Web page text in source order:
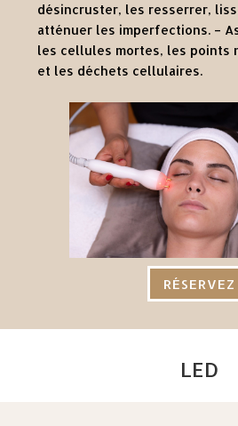
désincruster, les resserrer,
atténuer les imperfections. –
les cellules mortes, les points
et les déchets cellulaires.
RÉSERVEZ
LED